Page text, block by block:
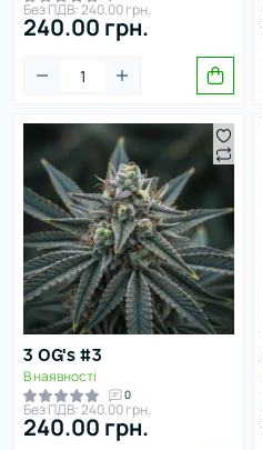
Без ПДВ: 240.00 грн.
240.00 грн.
3 OG's #3
В наявності
0
Без ПДВ: 240.00 грн.
240.00 грн.
Шоколадний
Ягідний
фільтри